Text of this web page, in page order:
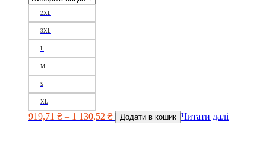
2XL
3XL
L
M
S
XL
919,71 ₴ – 1 130,52 ₴ Додати в кошик Читати далі